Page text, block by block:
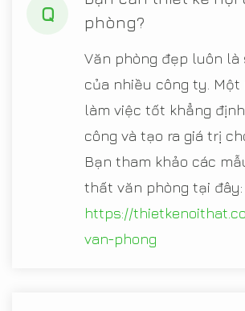
Q
phòng?
Văn phòng đẹp luôn là
của nhiều công ty. Một
làm việc tốt khẳng
công và tạo ra giá trị
Bạn tham khảo các
thất văn phòng tại đây:
https://
van-phong